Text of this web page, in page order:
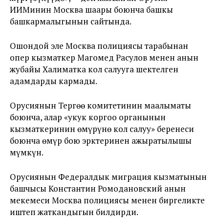
ИИМинин Москва шаары боюнча башкы
башкармалыгынын сайтында.
Ошондой эле Москва полициясы тарабынан
опер кызматкер Магомед Расулов менен анын
жубайы Халиматка кол салууга шектелген
адамдарды кармады.
Орусиянын Тергөө комитетинин маалыматы
боюнча, алар «укук коргоо органынын
кызматкеринин өмүрүнө кол салуу» беренеси
боюнча өмүр бою эрктеринен ажыратылышы
мүмкүн.
Орусиянын Федералдык миграция кызматынын
башчысы Константин Ромодановский анын
мекемеси Москва полициясы менен биргеликте
иштеп жаткандыгын билдирди.